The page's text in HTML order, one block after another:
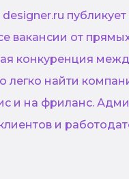
вакансии от
конкуренция
легко найти
и на фриланс.
и